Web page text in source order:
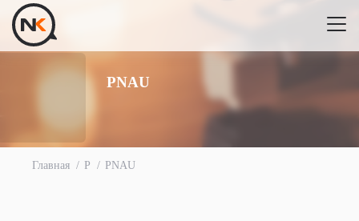
PNAU
Главная P PNAU